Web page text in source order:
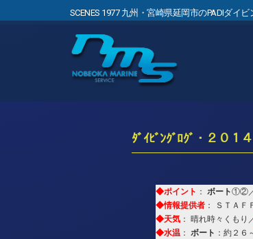
SCENES 1977 九州・宮崎県延岡市のPADIダイ
ﾀﾞｲﾋﾞﾝｸﾞﾛｸﾞ・２０１
◆ポイント ： ボート①②
◆情報提供者 ： ＳＴＡＦ
◆天気 ： 晴れ時々くもり
◆水温 ： ボート ：約２６